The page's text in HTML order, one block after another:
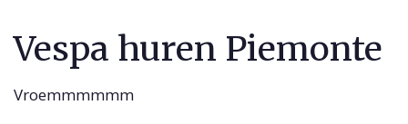
Vespa huren Piemonte
Vroemmmmmm